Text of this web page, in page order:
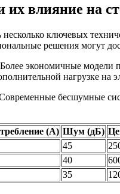
их влияние на
ключевых
решения могут
экономичные модели
нагрузке на
бесшумные
(А) Шум (дБ)
45
40
35